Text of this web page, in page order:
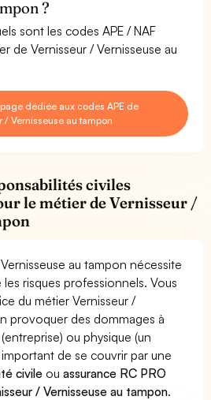
?
sont les codes APE / NAF
de Vernisseur / Vernisseuse au
dédiée aux codes APE de
/ Vernisseuse au tampon
civiles
le métier de Vernisseur /
au tampon nécessite
risques professionnels. Vous
du métier Vernisseur /
provoquer des dommages à
ou physique (un
de se couvrir par une
civile ouassurance RC PRO
/ Vernisseuse au tampon.